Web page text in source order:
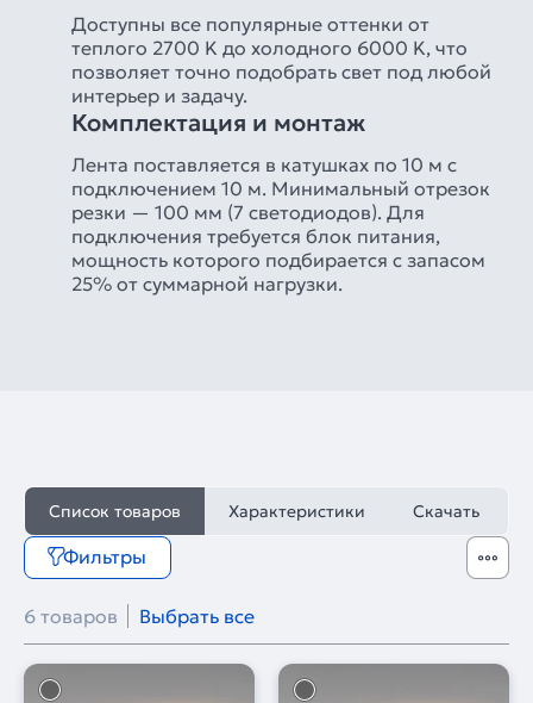
Доступны все популярные оттенки от
теплого 2700 K до холодного 6000 K, что
позволяет точно подобрать свет под любой
интерьер и задачу.
Комплектация и монтаж
Лента поставляется в катушках по 10 м с
подключением 10 м. Минимальный отрезок
резки — 100 мм (7 светодиодов). Для
подключения требуется блок питания,
мощность которого подбирается с запасом
25% от суммарной нагрузки.
Список товаров Характеристики Скачать
Фильтры
6 товаров Выбрать все